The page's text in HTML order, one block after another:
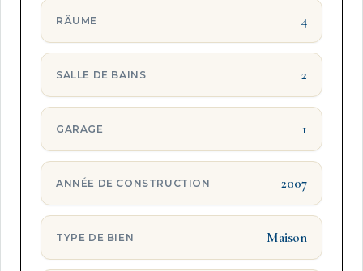
RÄUME 4
SALLE DE BAINS 2
GARAGE 1
ANNÉE DE CONSTRUCTION 2007
TYPE DE BIEN Maison